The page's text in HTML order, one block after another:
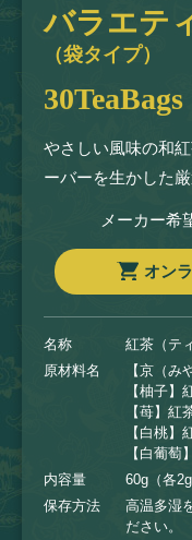
バラエテ
（袋タイプ）
30TeaBags
やさしい風味の和
ーバーを生かした
メーカー希
オン
名称
紅茶（テ
原材料名
【京（み
【柚子
【苺】紅
【白桃】
【白葡萄
内容量
60g（各
保存方法
高温多湿
ださい。